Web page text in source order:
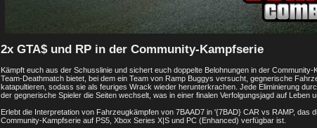
2x GTA$ und RP in der Community-Kampfserie
Kämpft euch aus der Schusslinie und sichert euch doppelte Belohnungen in der
Team-Deathmatch bietet, bei dem ein Team von Ramp Buggys versucht, gegnerische
katapultieren, sodass sie als feuriges Wrack wieder herunterkrachen. Jede Eliminierung
der gegnerische Spieler die Seiten wechselt, was in einer finalen Verfolgungsjagd auf Leben
Erlebt die Interpretation von Fahrzeugkämpfen von 7BAAD7 in '{7BAD} CAR vs RAMP, das
Community-Kampfserie auf PS5, Xbox Series X|S und PC (Enhanced) verfügbar ist.